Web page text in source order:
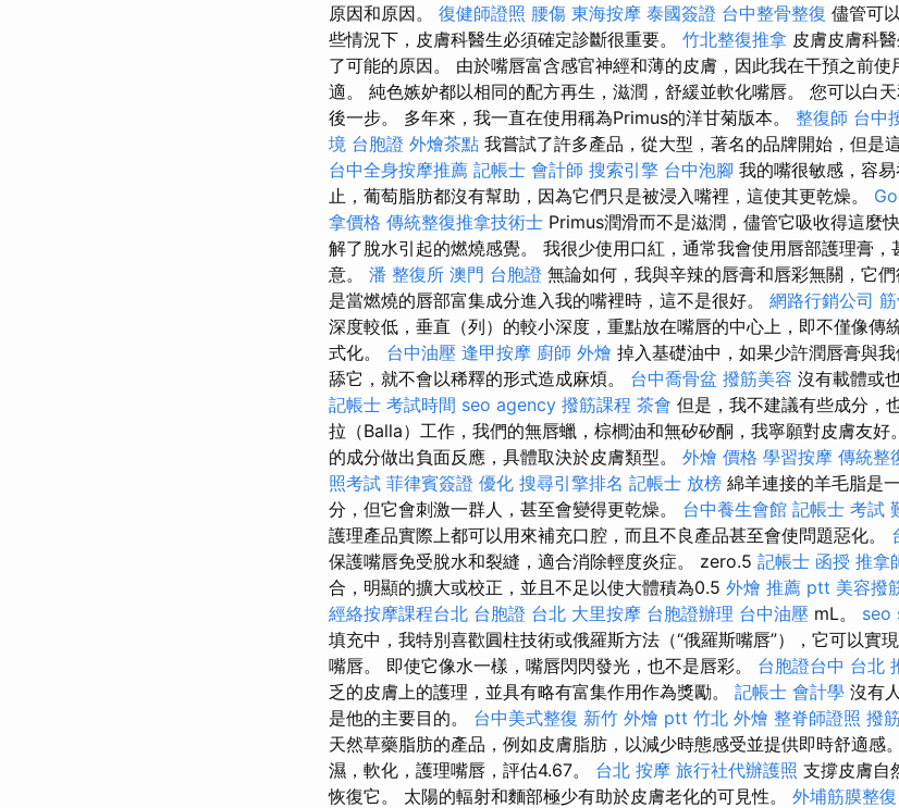
原因和原因。 復健師證照 腰傷 東海按摩 泰國簽證 台中整骨整復 儘管可
些情況下，皮膚科醫生必須確定診斷很重要。 竹北整復推拿 皮膚皮膚科
了可能的原因。 由於嘴唇富含感官神經和薄的皮膚，因此我在干預之前
適。 純色嫉妒都以相同的配方再生，滋潤，舒緩並軟化嘴唇。 您可以白
後一步。 多年來，我一直在使用稱為Primus的洋甘菊版本。 整復師 台中
境 台胞證 外燴茶點 我嘗試了許多產品，從大型，著名的品牌開始，但是
台中全身按摩推薦 記帳士 會計師 搜索引擎 台中泡腳 我的嘴很敏感，容
止，葡萄脂肪都沒有幫助，因為它們只是被浸入嘴裡，這使其更乾燥。
拿價格 傳統整復推拿技術士 Primus潤滑而不是滋潤，儘管它吸收得這麼
解了脫水引起的燃燒感覺。 我很少使用口紅，通常我會使用唇部護理膏
意。 潘 整復所 澳門 台胞證 無論如何，我與辛辣的唇膏和唇彩無關，它
是當燃燒的唇部富集成分進入我的嘴裡時，這不是很好。 網路行銷公司
深度較低，垂直（列）的較小深度，重點放在嘴唇的中心上，即不僅像傳
式化。 台中油壓 逢甲按摩 廚師 外燴 掉入基礎油中，如果少許潤唇膏與
舔它，就不會以稀釋的形式造成麻煩。 台中喬骨盆 撥筋美容 沒有載體或
記帳士 考試時間 seo agency 撥筋課程 茶會 但是，我不建議有些成分，
拉（Balla）工作，我們的無唇蠟，棕櫚油和無矽矽酮，我寧願對皮膚友
的成分做出負面反應，具體取決於皮膚類型。 外燴 價格 學習按摩 傳統整
照考試 菲律賓簽證 優化 搜尋引擎排名 記帳士 放榜 綿羊連接的羊毛脂是
分，但它會刺激一群人，甚至會變得更乾燥。 台中養生會館 記帳士 考試
護理產品實際上都可以用來補充口腔，而且不良產品甚至會使問題惡化。
保護嘴唇免受脫水和裂縫，適合消除輕度炎症。 zero.5 記帳士 函授 推拿
合，明顯的擴大或校正，並且不足以使大體積為0.5 外燴 推薦 ptt 美容撥
經絡按摩課程台北 台胞證 台北 大里按摩 台胞證辦理 台中油壓 mL。 seo
填充中，我特別喜歡圓柱技術或俄羅斯方法（“俄羅斯嘴唇”），它可以實
嘴唇。 即使它像水一樣，嘴唇閃閃發光，也不是唇彩。 台胞證台中 台北
乏的皮膚上的護理，並具有略有富集作用作為獎勵。 記帳士 會計學 沒有
是他的主要目的。 台中美式整復 新竹 外燴 ptt 竹北 外燴 整脊師證照 撥
天然草藥脂肪的產品，例如皮膚脂肪，以減少時態感受並提供即時舒適感。
濕，軟化，護理嘴唇，評估4.67。 台北 按摩 旅行社代辦護照 支撐皮膚自
恢復它。 太陽的輻射和麵部極少有助於皮膚老化的可見性。 外埔筋膜整復